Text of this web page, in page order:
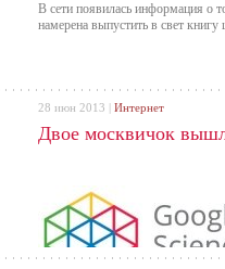
В сети появилась информация о
намерена выпустить в свет
Двое москвичок
28 июн 2013 | Интернет